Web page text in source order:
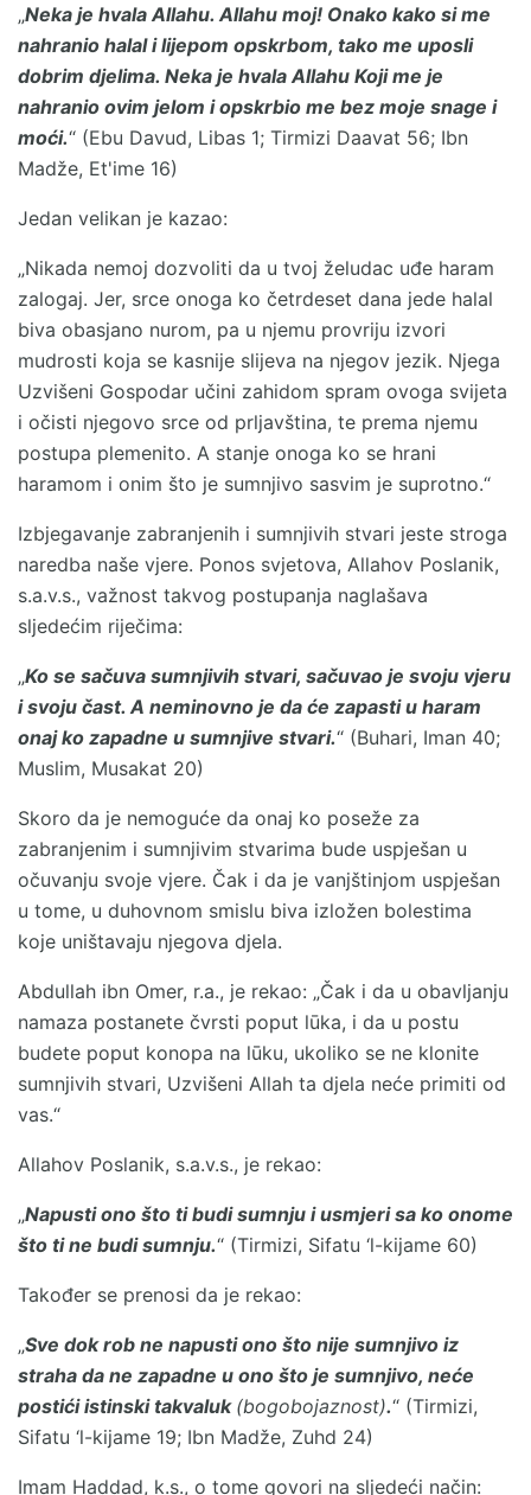
„Neka je hvala Allahu. Allahu moj! Onako kako si me
nahranio halal i lijepom opskrbom, tako me uposli
dobrim djelima. Neka je hvala Allahu Koji me je
nahranio ovim jelom i opskrbio me bez moje snage i
moći.“ (Ebu Davud, Libas 1; Tirmizi Daavat 56; Ibn
Madže, Et'ime 16)
Jedan velikan je kazao:
„Nikada nemoj dozvoliti da u tvoj želudac uđe haram
zalogaj. Jer, srce onoga ko četrdeset dana jede halal
biva obasjano nurom, pa u njemu provriju izvori
mudrosti koja se kasnije slijeva na njegov jezik. Njega
Uzvišeni Gospodar učini zahidom spram ovoga svijeta
i očisti njegovo srce od prljavština, te prema njemu
postupa plemenito. A stanje onoga ko se hrani
haramom i onim što je sumnjivo sasvim je suprotno.“
Izbjegavanje zabranjenih i sumnjivih stvari jeste stroga
naredba naše vjere. Ponos svjetova, Allahov Poslanik,
s.a.v.s., važnost takvog postupanja naglašava
sljedećim riječima:
„Ko se sačuva sumnjivih stvari, sačuvao je svoju vjeru
i svoju čast. A neminovno je da će zapasti u haram
onaj ko zapadne u sumnjive stvari.“ (Buhari, Iman 40;
Muslim, Musakat 20)
Skoro da je nemoguće da onaj ko poseže za
zabranjenim i sumnjivim stvarima bude uspješan u
očuvanju svoje vjere. Čak i da je vanjštinjom uspješan
u tome, u duhovnom smislu biva izložen bolestima
koje uništavaju njegova djela.
Abdullah ibn Omer, r.a., je rekao: „Čak i da u obavljanju
namaza postanete čvrsti poput lūka, i da u postu
budete poput konopa na lūku, ukoliko se ne klonite
sumnjivih stvari, Uzvišeni Allah ta djela neće primiti od
vas.“
Allahov Poslanik, s.a.v.s., je rekao:
„Napusti ono što ti budi sumnju i usmjeri sa ko onome
što ti ne budi sumnju.“ (Tirmizi, Sifatu ‘l-kijame 60)
Također se prenosi da je rekao:
„Sve dok rob ne napusti ono što nije sumnjivo iz
straha da ne zapadne u ono što je sumnjivo, neće
postići istinski takvaluk (bogobojaznost).“ (Tirmizi,
Sifatu ‘l-kijame 19; Ibn Madže, Zuhd 24)
Imam Haddad, k.s., o tome govori na sljedeći način: